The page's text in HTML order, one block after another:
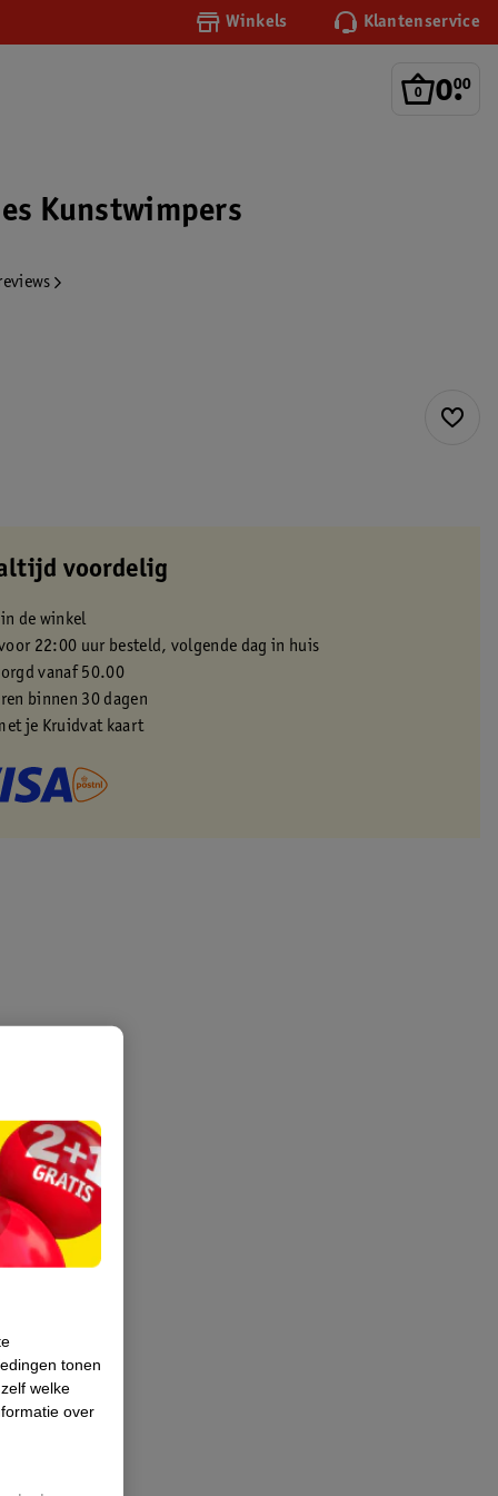
Winkels Klantenservice
0.
00
Kunstwimpers
voordelig
de winkel
22:00 uur besteld, volgende dag in huis
vanaf 50.00
binnen 30 dagen
je Kruidvat kaart
tonen
welke
over